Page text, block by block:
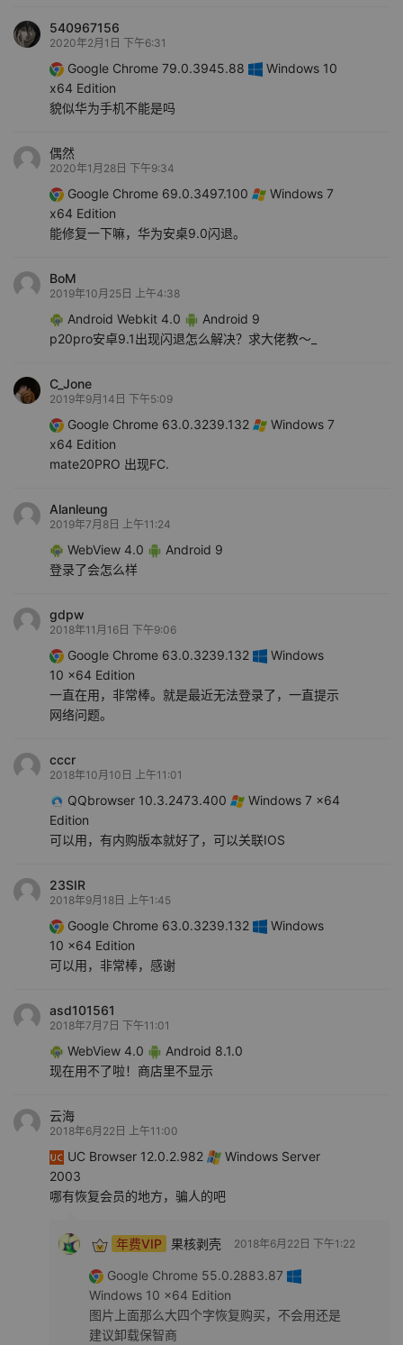
540967156
2020年2月1日 下午6:31
Google Chrome 79.0.3945.88
Windows 10
x64 Edition
貌似华为手机不能是吗
偶然
2020年1月28日 下午9:34
Google Chrome 69.0.3497.100
Windows 7
x64 Edition
能修复一下嘛，华为安桌9.0闪退。
BoM
2019年10月25日 上午4:38
Android Webkit 4.0
Android 9
p20pro安卓9.1出现闪退怎么解决？求大佬教～_
C_Jone
2019年9月14日 下午5:09
Google Chrome 63.0.3239.132
Windows 7
x64 Edition
mate20PRO 出现FC.
Alanleung
2019年7月8日 上午11:24
WebView 4.0
Android 9
登录了会怎么样
gdpw
2018年11月16日 下午9:06
Google Chrome 63.0.3239.132
Windows
10 x64 Edition
一直在用，非常棒。就是最近无法登录了，一直提示
网络问题。
cccr
2018年10月10日 上午11:01
QQbrowser 10.3.2473.400
Windows 7 x64
Edition
可以用，有内购版本就好了，可以关联IOS
23SIR
2018年9月18日 上午1:45
Google Chrome 63.0.3239.132
Windows
10 x64 Edition
可以用，非常棒，感谢
asd101561
2018年7月7日 下午11:01
WebView 4.0
Android 8.1.0
现在用不了啦！商店里不显示
云海
2018年6月22日 上午11:00
UC Browser 12.0.2.982
Windows Server
2003
哪有恢复会员的地方，骗人的吧
年费VIP 果核剥壳 2018年6月22日 下午1:22
Google Chrome 55.0.2883.87
Windows 10 x64 Edition
图片上面那么大四个字恢复购买，不会用还是
建议卸载保智商